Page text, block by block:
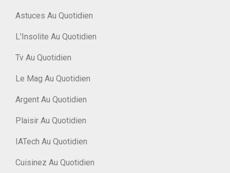
Astuces Au Quotidien
L'Insolite Au Quotidien
Tv Au Quotidien
Le Mag Au Quotidien
Argent Au Quotidien
Plaisir Au Quotidien
IATech Au Quotidien
Cuisinez Au Quotidien